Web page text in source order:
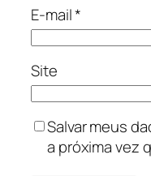
E-mail*
Site
Salvar meus
a próxima vez